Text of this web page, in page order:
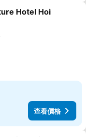
最愛
Hotel Hoi
查看價格